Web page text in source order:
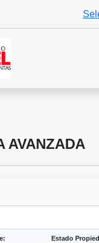
AVANZADA
Estado